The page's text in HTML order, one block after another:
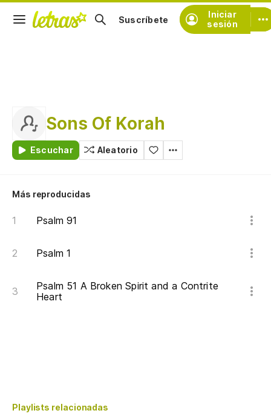
Iniciar
sesión
Suscríbete
Sons Of Korah
Escuchar Aleatorio
Más reproducidas
Psalm 91
Psalm 1
Psalm 51 A Broken Spirit and a Contrite
Heart
Playlists relacionadas